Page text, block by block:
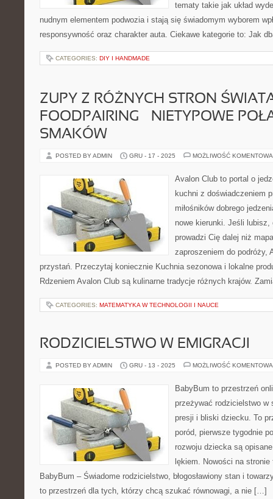
tematy takie jak układ
nudnym elementem podwozia i stają się świadomym wyborem
responsywność oraz charakter auta. Ciekawe kategorie to: Jak
CATEGORIES: DIY I HANDMADE
ZUPY Z RÓŻNYCH STRON
FOODPAIRING – NIETYPOWE
SMAKÓW
POSTED BY ADMIN GRU - 17 - 2025 MOŻLIWOŚĆ
Avalon Club to portal o
kuchni z doświadczeniem
miłośników dobrego
nowe kierunki. Jeśli lubisz,
prowadzi Cię dalej niż
zaproszeniem do podróży,
przystań. Przeczytaj koniecznie Kuchnia sezonowa i lokalne
Rdzeniem Avalon Club są kulinarne tradycje różnych krajów.
CATEGORIES: MATEMATYKA W TECHNOLOGII I NAUCE
RODZICIELSTWO W EMIGRACJI
POSTED BY ADMIN GRU - 13 - 2025 MOŻLIWOŚĆ
BabyBum to przestrzeń
przeżywać rodzicielstwo w
presji i bliski dziecku. To
poród, pierwsze tygodnie
rozwoju dziecka są
lękiem. Nowości na
BabyBum – Świadome rodzicielstwo, błogosławiony stan i
to przestrzeń dla tych, którzy chcą szukać równowagi, a nie […]